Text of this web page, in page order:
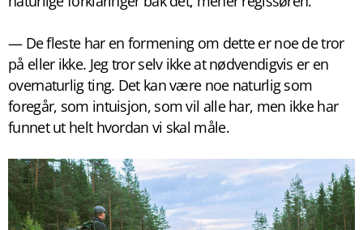
— De fleste har en formening om dette er noe de tror
på eller ikke. Jeg tror selv ikke at nødvendigvis er en
overnaturlig ting. Det kan være noe naturlig som
foregår, som intuisjon, som vil alle har, men ikke har
funnet ut helt hvordan vi skal måle.